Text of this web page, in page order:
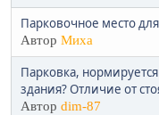
Парковочное место
Автор Миха
Парковка,
здания? Отличие от
Автор dim-87